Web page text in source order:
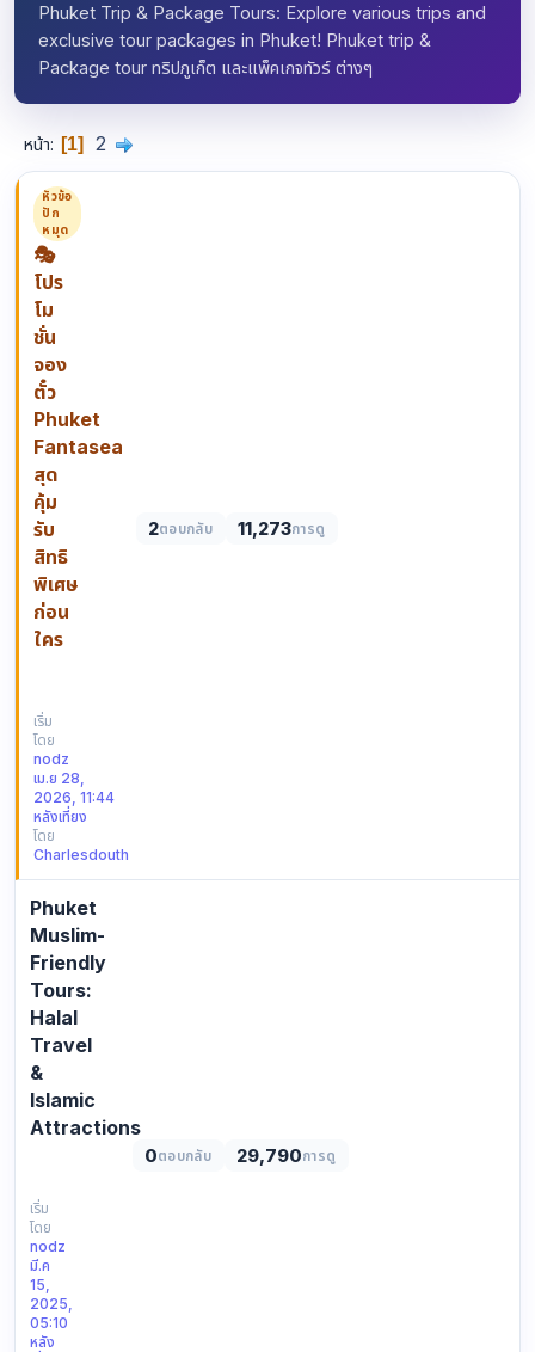
Phuket Trip & Package Tours: Explore various trips and
exclusive tour packages in Phuket! Phuket trip &
Package tour ทริปภูเก็ต และแพ็คเกจทัวร์ ต่างๆ
หน้า 1 2
หัวข้อ
ปัก
หมุด
🎭
โปร
โม
ชั่น
จอง
ตั๋ว
Phuket
Fantasea
สุด
คุ้ม
รับ
สิทธิ
พิเศษ
ก่อน
ใคร
ให้
พร้อม
กับ
ค่ำคืน
สุด
มหัศจรรย์
ที่
Phuket
Fantasea
โชว์
วัฒนธรรม
ไทย
ระดับ
โลก
ที่
ผสม
ผสาน
เทคโนโลยี
เริ่ม
โดย
nodz
เม.ย 28,
2026, 11:44
หลังเที่ยง
โดย
Charlesdouth
2ตอบกลับ 11,273การดู
Phuket
Muslim-
Friendly
Tours:
Halal
Travel
&
Islamic
Attractions
https://en.yophuket.com/image/news/
is
a
Muslim-
friendly
destination,
offeri…
เริ่ม
โดย
nodz
มี.ค
15,
2025,
05:10
หลัง
0ตอบกลับ 29,790การดู